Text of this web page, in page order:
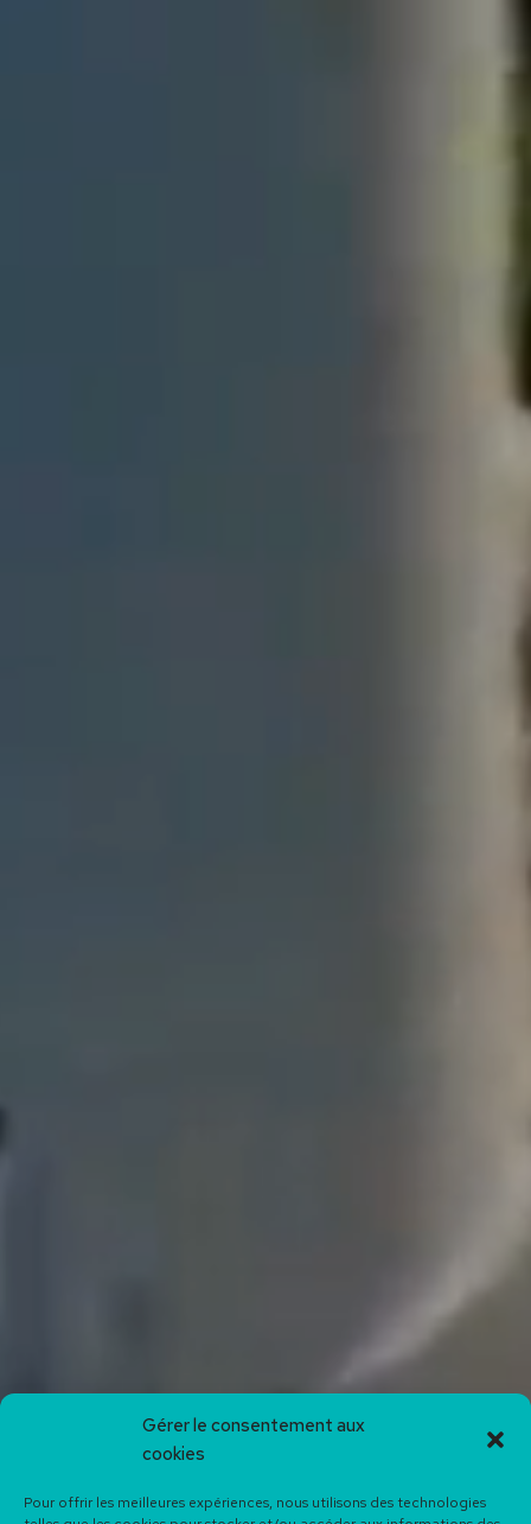
Gérer le consentement aux
cookies
Pour offrir les meilleures expériences, nous utilisons des technologies